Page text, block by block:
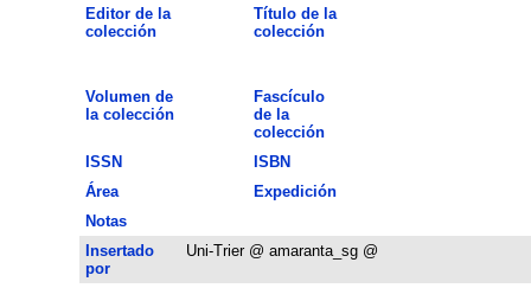
Editor de la
colección
Título de la
colección
Volumen de
la colección
Fascículo
de la
colección
ISSN
ISBN
Área
Expedición
Notas
Insertado
por
Uni-Trier @ amaranta_sg @